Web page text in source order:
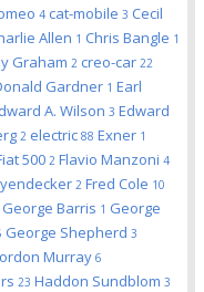
4 cat-mobile 3 Cecil
Allen 1 Chris Bangle 1
Graham 2 creo-car 22
Gardner 1 Earl
A. Wilson 3 Edward
2 electric 88 Exner 1
500 2 Flavio Manzoni 4
2 Fred Cole 10
George Barris 1 George
George Shepherd 3
Murray 6
23 Haddon Sundblom 3